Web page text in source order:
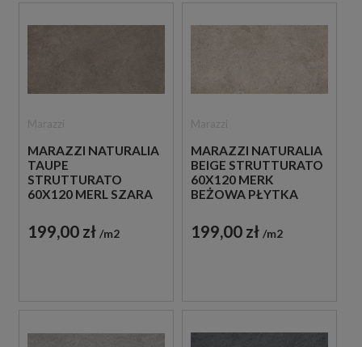
MARAZZI NATURALIA
TAUPE
STRUTTURATO
60X120 MERL SZARA
STRUKTULARNA
IMITUJĄCA KAMIEŃ
199,00 zł m2
MARAZZI NATURALIA
BEIGE STRUTTURATO
60X120 MERK
BEŻOWA PŁYTKA
IMITUJĄCA KAMIEŃ
199,00 zł m2